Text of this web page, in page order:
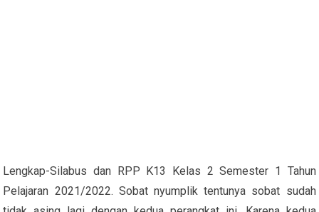
Lengkap-Silabus dan RPP K13 Kelas 2 Semester 1 Tahun
Pelajaran 2021/2022. Sobat nyumplik tentunya sobat sudah